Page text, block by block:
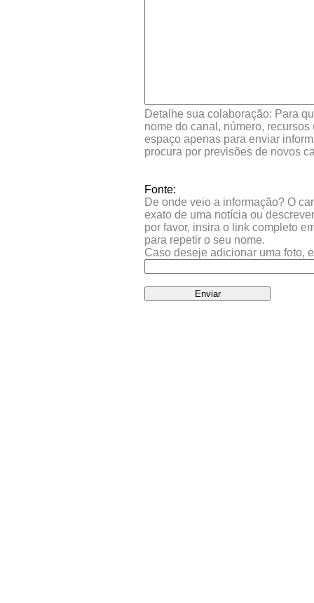
Detalhe sua colaboração: Para
nome do canal, número,
espaço apenas para enviar
procura por previsões de novos
Fonte:
De onde veio a informação? O
exato de uma notícia ou
por favor, insira o link completo
para repetir o seu nome.
Caso deseje adicionar uma foto,